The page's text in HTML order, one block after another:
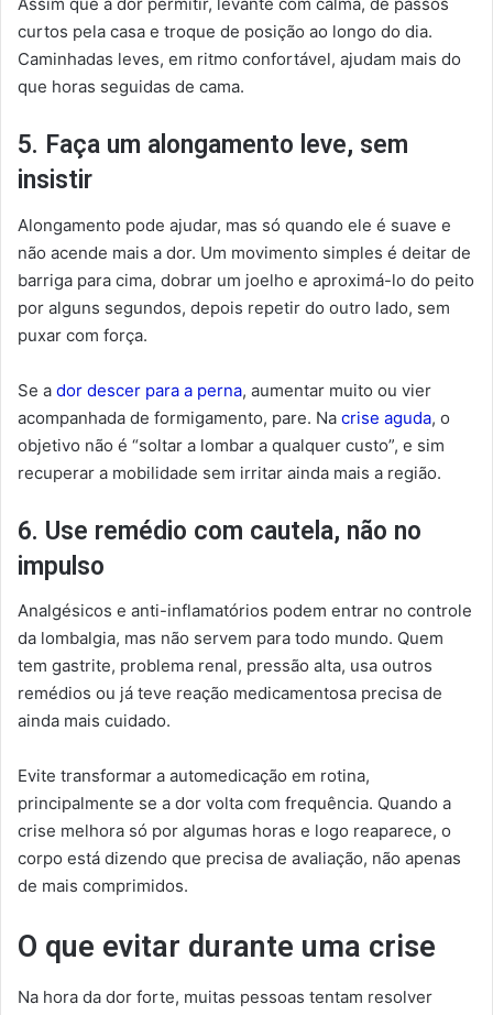
Assim que a dor permitir, levante com calma, dê passos
curtos pela casa e troque de posição ao longo do dia.
Caminhadas leves, em ritmo confortável, ajudam mais do
que horas seguidas de cama.
5. Faça um alongamento leve, sem
insistir
Alongamento pode ajudar, mas só quando ele é suave e
não acende mais a dor. Um movimento simples é deitar de
barriga para cima, dobrar um joelho e aproximá-lo do peito
por alguns segundos, depois repetir do outro lado, sem
puxar com força.
Se a dor descer para a perna, aumentar muito ou vier
acompanhada de formigamento, pare. Na crise aguda, o
objetivo não é “soltar a lombar a qualquer custo”, e sim
recuperar a mobilidade sem irritar ainda mais a região.
6. Use remédio com cautela, não no
impulso
Analgésicos e anti-inflamatórios podem entrar no controle
da lombalgia, mas não servem para todo mundo. Quem
tem gastrite, problema renal, pressão alta, usa outros
remédios ou já teve reação medicamentosa precisa de
ainda mais cuidado.
Evite transformar a automedicação em rotina,
principalmente se a dor volta com frequência. Quando a
crise melhora só por algumas horas e logo reaparece, o
corpo está dizendo que precisa de avaliação, não apenas
de mais comprimidos.
O que evitar durante uma crise
Na hora da dor forte, muitas pessoas tentam resolver